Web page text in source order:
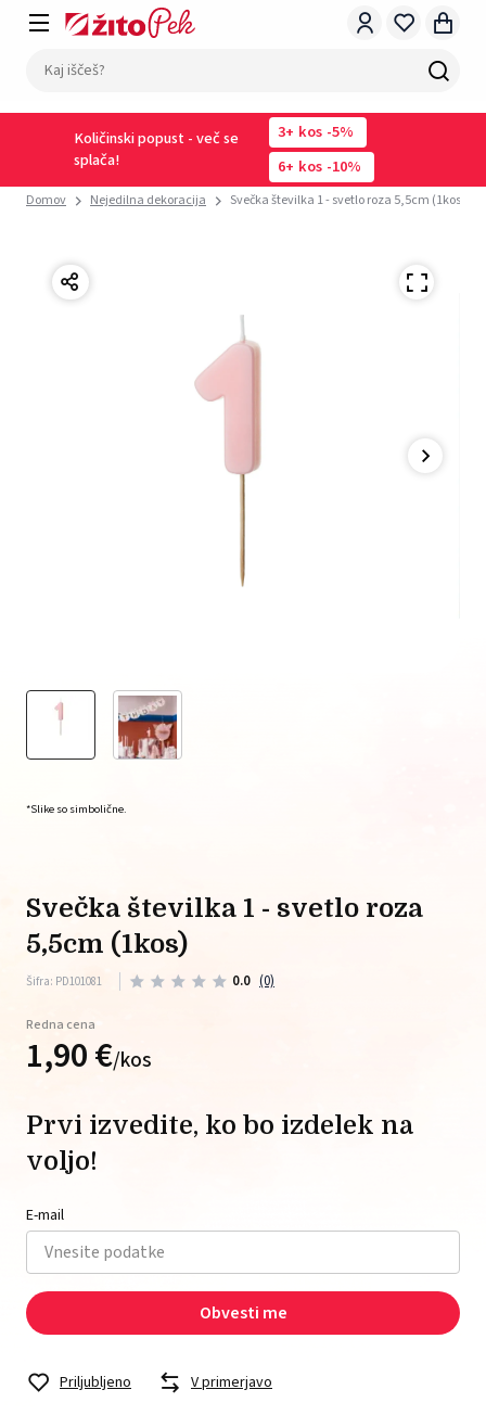
Količinski popust - več se
splača!
3 kos -5%
6
kos -10%
Domov Nejedilna dekoracija Svečka številka 1 - svetlo roza 5,5cm (1kos)
*Slike so simbolične.
svečka številka 1 - svetlo roza
5,5cm (1kos)
Šifra: PD101081 0.0 (0)
Redna cena
1,90€/kos
Prvi izvedite, ko bo izdelek na
voljo!
E-mail
Obvesti me
Priljubljeno V primerjavo